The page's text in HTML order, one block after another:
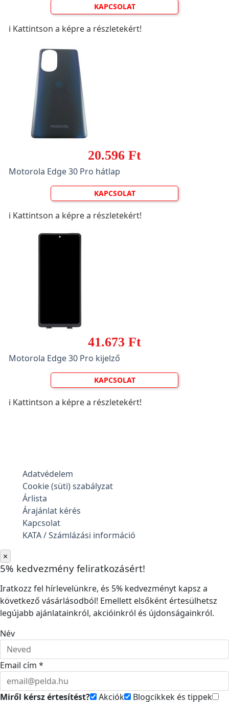
KAPCSOLAT
ℹ️ Kattintson a képre a részletekért!
20.596 Ft
Motorola Edge 30 Pro hátlap
KAPCSOLAT
ℹ️ Kattintson a képre a részletekért!
41.673 Ft
Motorola Edge 30 Pro kijelző
KAPCSOLAT
ℹ️ Kattintson a képre a részletekért!
Adatvédelem
Cookie (süti) szabályzat
Árlista
Árajánlat kérés
Kapcsolat
KATA / Számlázási információ
×
5% kedvezmény feliratkozásért!
Iratkozz fel hírlevelünkre, és 5% kedvezményt kapsz a
következő vásárlásodból! Emellett elsőként értesülhetsz
legújabb ajánlatainkról, akcióinkról és újdonságainkról.
Név
Email cím *
Miről kérsz értesítést? Akciók Blogcikkek és tippek